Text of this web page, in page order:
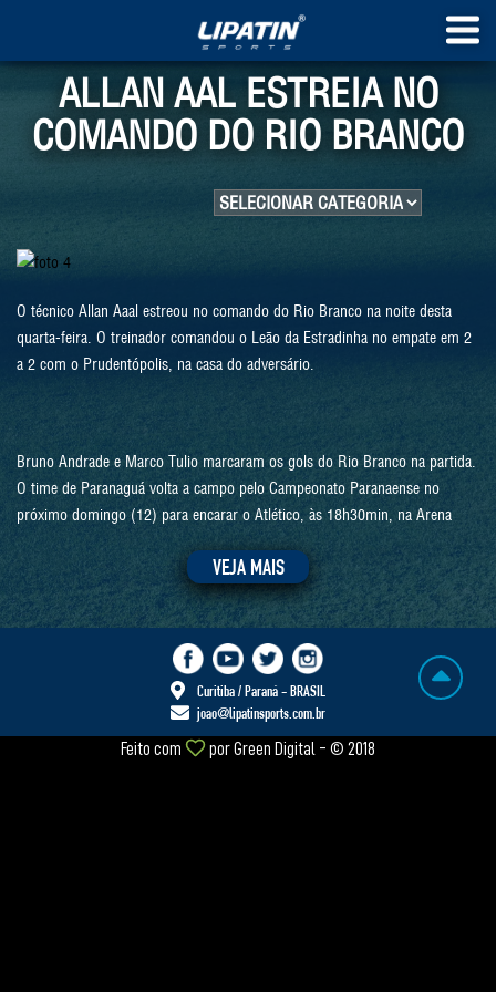
ALLAN AAL ESTREIA NO
COMANDO DO RIO BRANCO
O técnico Allan Aaal estreou no comando do Rio Branco na noite desta
quarta-feira. O treinador comandou o Leão da Estradinha no empate em 2
a 2 com o Prudentópolis, na casa do adversário.
Bruno Andrade e Marco Tulio marcaram os gols do Rio Branco na partida.
O time de Paranaguá volta a campo pelo Campeonato Paranaense no
próximo domingo (12) para encarar o Atlético, às 18h30min, na Arena
VEJA MAIS
Curitiba / Paraná - BRASIL
joao@lipatinsports.com.br
Feito com porGreen Digital - © 2018